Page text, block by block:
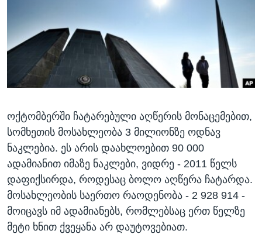
ᲛᲔᲪᲜᲘᲔᲠᲔᲑᲐ
ᲘᲜᲢᲔᲠᲕᲘᲣ
ᲙᲣᲚᲢᲣᲠᲐ
ᲓᲔᲖᲘᲜᲤᲝᲠᲛᲐᲪᲘᲐ
ᲗᲕᲐᲚᲘ ᲒᲕᲐᲓᲔᲕᲜᲔᲗ
ენები
ოქტომბერში ჩატარებული აღწერის მონაცემებით,
სომხეთის მოსახლეობა 3 მილიონზე ოდნავ
ნაკლებია. ეს არის დაახლოებით 90 000
ადამიანით იმაზე ნაკლები, ვიდრე - 2011 წელს
დაფიქსირდა, როდესაც ბოლო აღწერა ჩატარდა.
მოსახლეობის საერთო რაოდენობა - 2 928 914 -
მოიცავს იმ ადამიანებს, რომლებსაც ერთ წელზე
მეტი ხნით ქვეყანა არ დაუტოვებიათ.